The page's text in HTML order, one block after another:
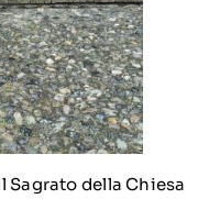
Sagrato della Chiesa